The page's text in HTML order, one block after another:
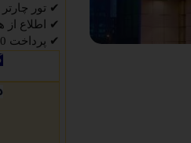
✔ تور
✔
اطلاع از هزینه
✔ پرداخت 50% از مبلغ تور هنگام عقد قرارداد الزامی میباشد